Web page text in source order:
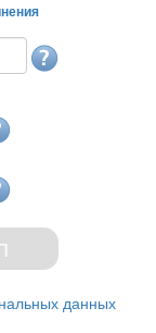
данных